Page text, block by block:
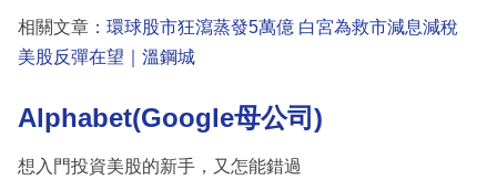
相關文章： 環球股市狂瀉蒸發5萬億 白宮為救市減息減稅
美股反彈在望｜溫鋼城
Alphabet(Google母公司)
想入門投資美股的新手，又怎能錯過